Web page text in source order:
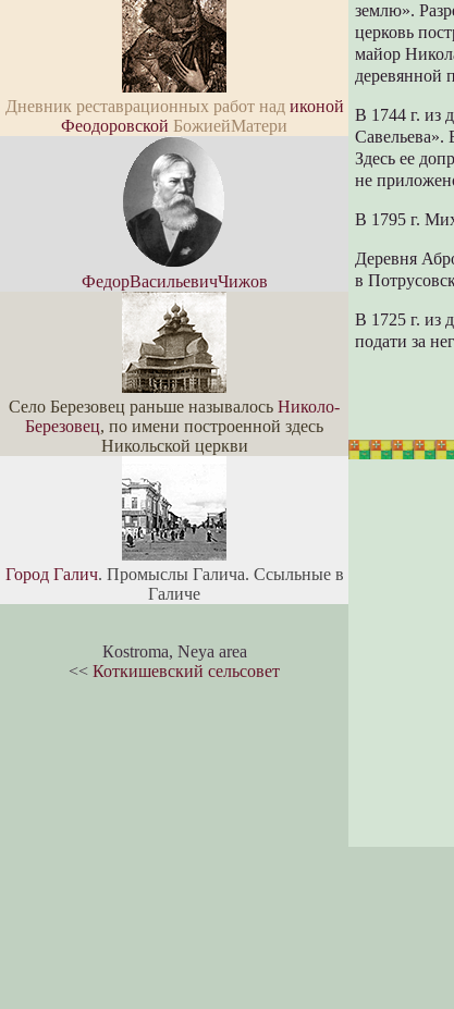
землю».
церковь
майор
деревянной
В 1744 г. из
Савельева».
Здесь ее
не
В 1795 г.
Деревня
в
В 1725 г. из
подати за
Дневник реставрационных работ над иконой
Феодоровской БожиейМатери
ФедорВасильевичЧижов
Село Березовец раньше называлось Николо-
Березовец, по имени построенной здесь
Никольской церкви
Город Галич. Промыслы Галича. Ссыльные в
Галиче
Кostroma, Neya area
<< Коткишевский сельсовет